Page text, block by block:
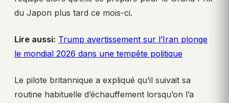
du Japon plus tard ce mois-ci.
Lire aussi: Trump avertissement sur l’Iran plonge
le mondial 2026 dans une tempête politique
Le pilote britannique a expliqué qu’il suivait sa
routine habituelle d’échauffement lorsqu’on l’a